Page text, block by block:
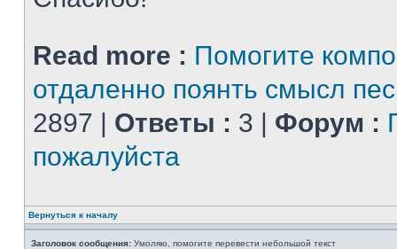
Read more : Помогите
отдаленно поянть смысл
2897 | Ответы : 3 | Форум :
пожалуйста
Вернуться к началу
Заголовок сообщения: Умоляю, помогите перевести небольшой текст